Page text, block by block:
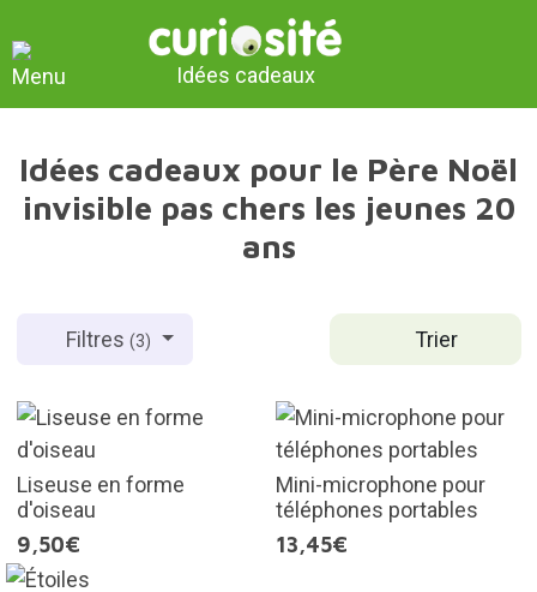
Idées cadeaux
Idées cadeaux pour le Père Noël
invisible pas chers les jeunes 20
ans
Trier
Filtres(3)
Liseuse en forme
d'oiseau
9,50€
Mini-microphone pour
téléphones portables
13,45€